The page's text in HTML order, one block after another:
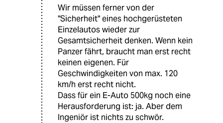
Wir müssen ferner von der
"Sicherheit" eines hochgerüsteten
Einzelautos wieder zur
Gesamtsicherheit denken. Wenn kein
Panzer fährt, braucht man erst recht
keinen eigenen. Für
Geschwindigkeiten von max. 120
km/h erst recht nicht.
Dass für ein E-Auto 500kg noch eine
Herausforderung ist: ja. Aber dem
Ingeniör ist nichts zu schwör.